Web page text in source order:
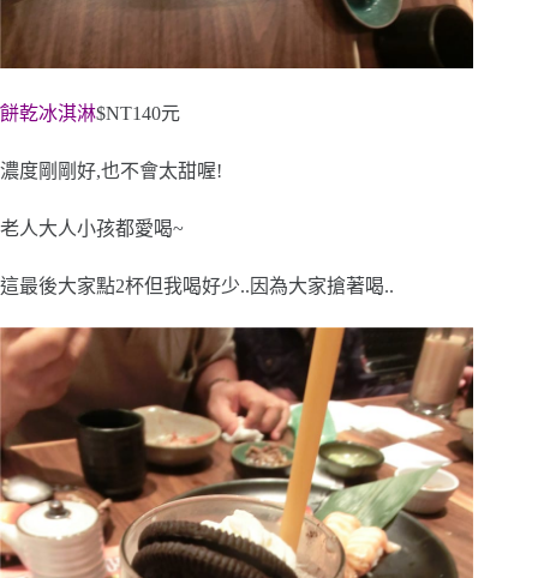
餅乾冰淇淋$NT140元
濃度剛剛好,也不會太甜喔!
老人大人小孩都愛喝~
這最後大家點2杯但我喝好少..因為大家搶著喝..